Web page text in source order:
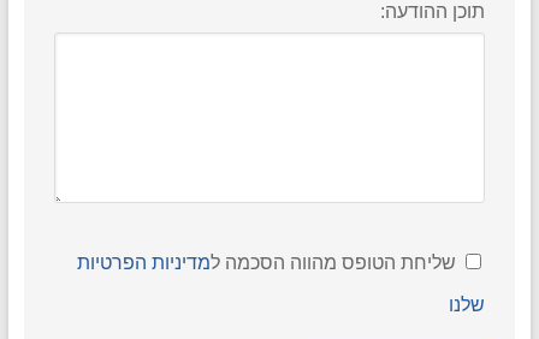
תוכן ההודעה:
שליחת הטופס מהווה הסכמה למדיניות הפרטיות
שלנו